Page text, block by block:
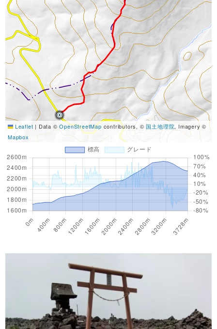
Leaflet | Data ©OpenStreetMap contributors, © 国土地理院, Imagery ©
Mapbox